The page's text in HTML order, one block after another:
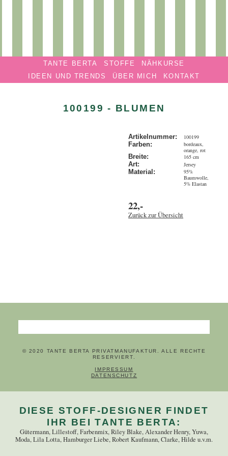
BERTA
Privatmanufaktur
Navigation überspringenTANTE BERTA STOFFE
NÄHKURSE
IDEEN UND TRENDS
ÜBER MICH KONTAKT
100199 - BLUMEN
Artikelnummer:
100199
Farben:
bordeaux,
orange, rot
Breite:
165 cm
Art:
Jersey
Material:
95%
Baumwolle,
5% Elastan
22,-
Zurück zur Übersicht
Suchbegriffe
© 2020 TANTE BERTA PRIVATMANUFAKTUR. ALLE RECHTE
RESERVIERT.
NAVIGATION ÜBERSPRINGEN
IMPRESSUM
DATENSCHUTZ
DIESE STOFF-DESIGNER FINDET
IHR BEI TANTE BERTA:
Gütermann, Lillestoff, Farbenmix, Riley Blake, Alexander Henry, Yuwa,
Moda, Lila Lotta, Hamburger Liebe, Robert Kaufmann, Clarke, Hilde u.v.m.